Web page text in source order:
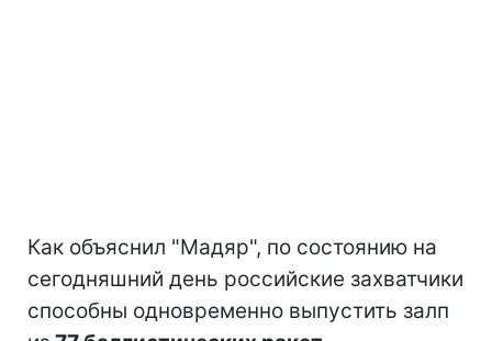
Как объяснил "Мадяр", по состоянию на
сегодняшний день российские захватчики
способны одновременно выпустить залп